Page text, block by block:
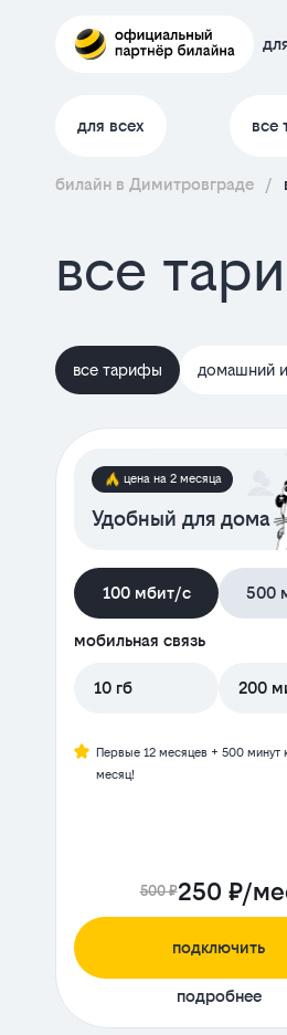
для всех все
билайн в Димитровграде /
все
все тарифы домашний
цена на 2 месяца
Удобный для дома
100 мбит/с 500
мобильная связь
10 гб 200
Первые 12 месяцев + 500 минут
месяц!
500 ₽250 ₽/
подключить
подробнее